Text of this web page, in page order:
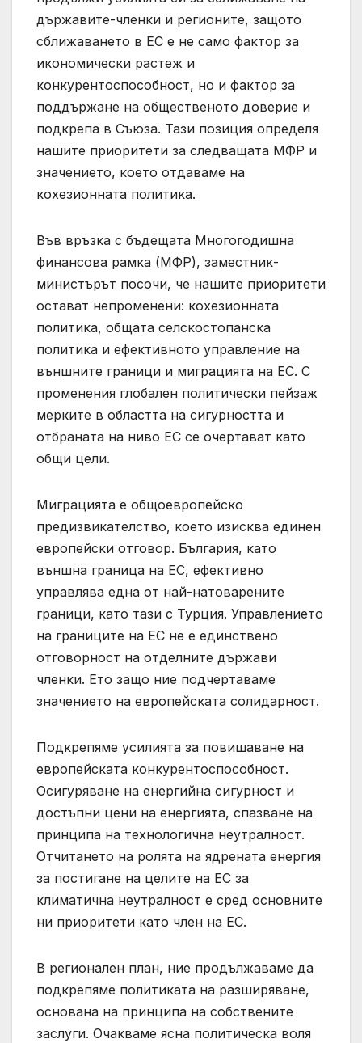
държавите-членки и регионите, защото
сближаването в ЕС е не само фактор за
икономически растеж и
конкурентоспособност, но и фактор за
поддържане на общественото доверие и
подкрепа в Съюза. Тази позиция определя
нашите приоритети за следващата МФР и
значението, което отдаваме на
кохезионната политика.
Във връзка с бъдещата Многогодишна
финансова рамка (МФР), заместник-
министърът посочи, че нашите приоритети
остават непроменени: кохезионната
политика, общата селскостопанска
политика и ефективното управление на
външните граници и миграцията на ЕС. С
променения глобален политически пейзаж
мерките в областта на сигурността и
отбраната на ниво ЕС се очертават като
общи цели.
Миграцията е общоевропейско
предизвикателство, което изисква единен
европейски отговор. България, като
външна граница на ЕС, ефективно
управлява една от най-натоварените
граници, като тази с Турция. Управлението
на границите на ЕС не е единствено
отговорност на отделните държави
членки. Ето защо ние подчертаваме
значението на европейската солидарност.
Подкрепяме усилията за повишаване на
европейската конкурентоспособност.
Осигуряване на енергийна сигурност и
достъпни цени на енергията, спазване на
принципа на технологична неутралност.
Отчитането на ролята на ядрената енергия
за постигане на целите на ЕС за
климатична неутралност е сред основните
ни приоритети като член на ЕС.
В регионален план, ние продължаваме да
подкрепяме политиката на разширяване,
основана на принципа на собствените
заслуги. Очакваме ясна политическа воля